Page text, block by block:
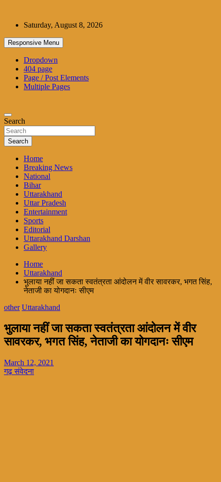
contentSaturday, August 8, 2026
Responsive Menu
Dropdown
404 page
Page / Post Elements
Multiple Pages
Search
Search
Home
Breaking News
National
Bihar
Uttarakhand
Uttar Pradesh
Entertainment
Sports
Editorial
Uttarakhand Darshan
Gallery
Home
Uttarakhand
भुलाया नहीं जा सकता स्वतंत्रता आंदोलन में वीर सावरकर, भगत सिंह,
नेताजी का योगदानः सीएम
other Uttarakhand
भुलाया नहीं जा सकता स्वतंत्रता आंदोलन में वीर
सावरकर, भगत सिंह, नेताजी का योगदानः सीएम
March 12, 2021
गढ़ संवेदना